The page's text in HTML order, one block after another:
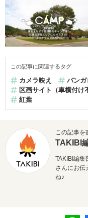
この記事に関連するタグ
カメラ映え
バンガ
区画サイト（車横付け
紅葉
この記事を
TAKIBI
TAKIBI編集
さんにお伝
ね♪